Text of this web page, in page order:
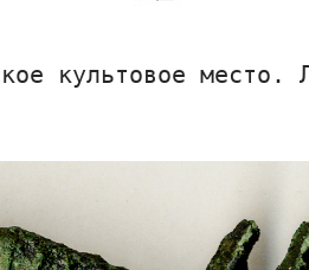
культовое место.